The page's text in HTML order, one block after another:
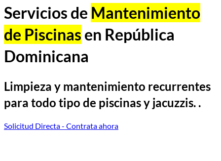
Servicios de Mantenimiento
de Piscinas en República
Dominicana
Limpieza y mantenimiento recurrentes
para todo tipo de piscinas y jacuzzis. .
Solicitud Directa- Contrata ahora